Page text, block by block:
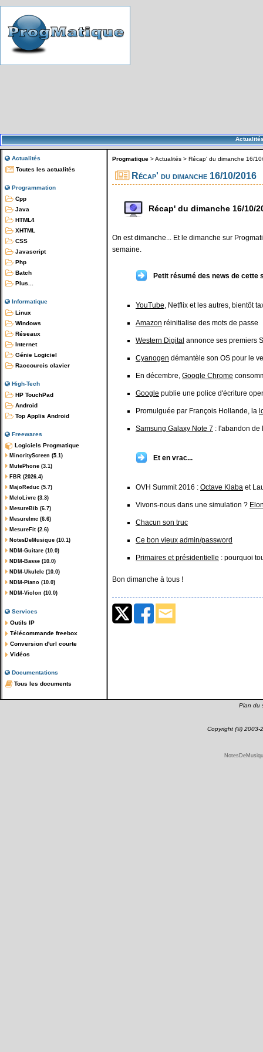
Actualités
Toutes les actualités
Programmation
Cpp
Java
HTML4
XHTML
CSS
Javascript
Php
Batch
Plus...
Informatique
Linux
Windows
Réseaux
Internet
Génie Logiciel
Raccourcis clavier
High-Tech
HP TouchPad
Android
Top Applis Android
Freewares
Logiciels Progmatique
MinorityScreen (5.1)
MutePhone (3.1)
FBR (2026.4)
MajoReduc (5.7)
MeloLivre (3.3)
MesureBib (6.7)
MesureImc (6.6)
MesureFit (2.6)
NotesDeMusique (10.1)
NDM-Guitare (10.0)
NDM-Basse (10.0)
NDM-Ukulele (10.0)
NDM-Piano (10.0)
NDM-Violon (10.0)
Services
Outils IP
Télécommande freebox
Conversion d'url courte
Vidéos
Documentations
Tous les documents
Progmatique >Actualités > Récap' du dimanche 16/
Récap' du dimanche 16/10/2016
Récap' du dimanche 16/10/
On est dimanche... Et le dimanche sur
semaine.
Petit résumé des news de cette
YouTube, Netflix et les autres, bientôt
Amazon réinitialise des mots de passe
Western Digital annonce ses premiers
Cyanogen démantèle son OS pour le
En décembre, Google Chrome
Google publie une police d'écriture
Promulguée par François Hollande, la
Samsung Galaxy Note 7 : l'abandon de
Et en vrac...
OVH Summit 2016 : Octave Klaba et
Vivons-nous dans une simulation ?
Chacun son truc
Ce bon vieux admin/password
Primaires et présidentielle : pourquoi
Bon dimanche à tous !
Plan du
Copyright (©) 2003-